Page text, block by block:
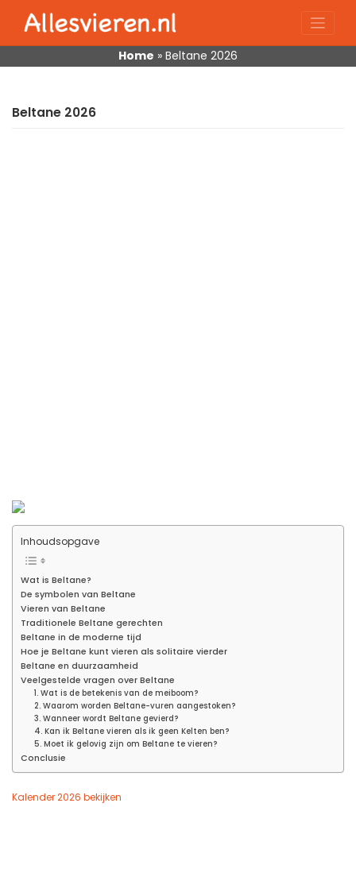
content
Home » Beltane 2026
Beltane 2026
Inhoudsopgave
Wat is Beltane?
De symbolen van Beltane
Vieren van Beltane
Traditionele Beltane gerechten
Beltane in de moderne tijd
Hoe je Beltane kunt vieren als solitaire vierder
Beltane en duurzaamheid
Veelgestelde vragen over Beltane
1. Wat is de betekenis van de meiboom?
2. Waarom worden Beltane-vuren aangestoken?
3. Wanneer wordt Beltane gevierd?
4. Kan ik Beltane vieren als ik geen Kelten ben?
5. Moet ik gelovig zijn om Beltane te vieren?
Conclusie
Kalender 2026 bekijken